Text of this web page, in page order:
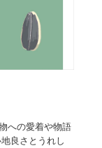
ペティ
リー
リー
4
への愛着や物語
良さとうれし